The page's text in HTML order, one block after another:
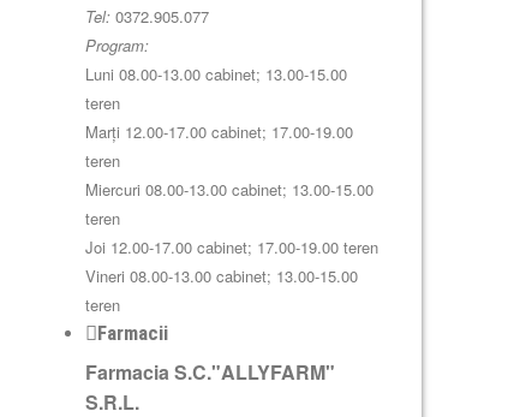
Tel:0372.905.077
Program:
Luni 08.00-13.00 cabinet; 13.00-15.00
teren
Marți 12.00-17.00 cabinet; 17.00-19.00
teren
Miercuri 08.00-13.00 cabinet; 13.00-15.00
teren
Joi 12.00-17.00 cabinet; 17.00-19.00 teren
Vineri 08.00-13.00 cabinet; 13.00-15.00
teren
Farmacii
Farmacia S.C."ALLYFARM"
S.R.L.